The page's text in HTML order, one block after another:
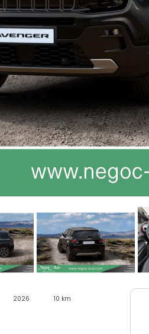
2026 10 km